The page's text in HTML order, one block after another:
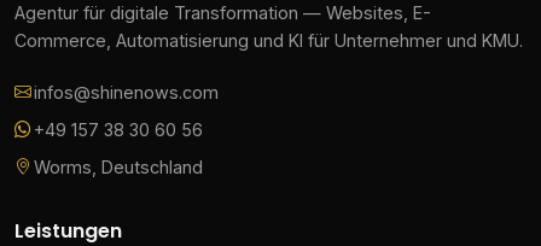
Agentur für digitale Transformation — Websites, E-
Commerce, Automatisierung und KI für Unternehmer und KMU.
infos@shinenows.com
+49 157 38 30 60 56
Worms, Deutschland
Leistungen